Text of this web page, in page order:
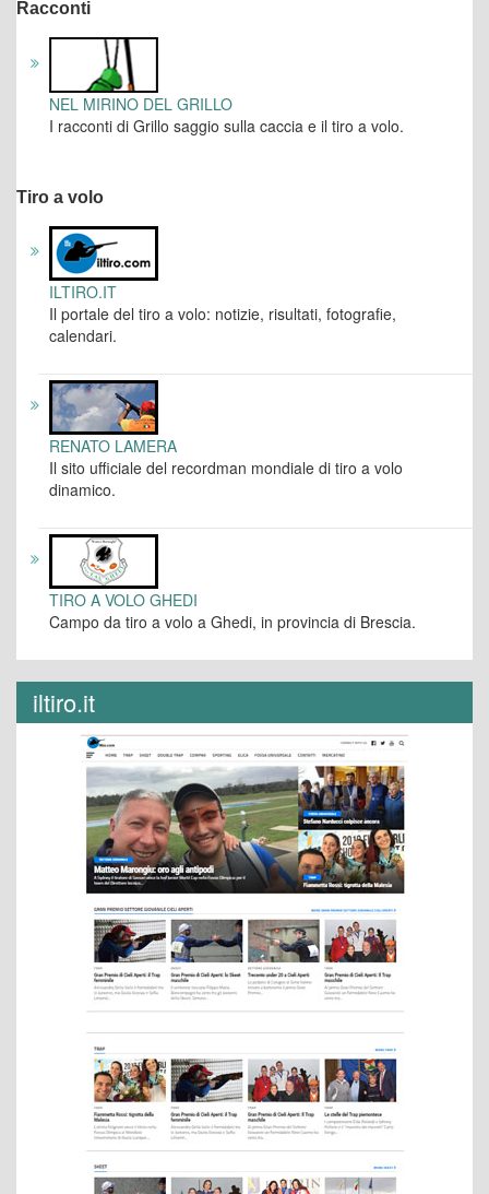
Racconti
NEL MIRINO DEL GRILLO
I racconti di Grillo saggio sulla caccia e il tiro a volo.
Tiro a volo
ILTIRO.IT
Il portale del tiro a volo: notizie, risultati, fotografie,
calendari.
RENATO LAMERA
Il sito ufficiale del recordman mondiale di tiro a volo
dinamico.
TIRO A VOLO GHEDI
Campo da tiro a volo a Ghedi, in provincia di Brescia.
iltiro.it